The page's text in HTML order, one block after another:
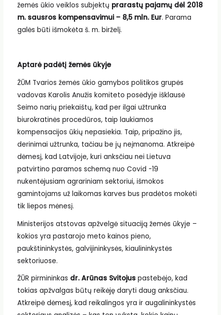
žemės ūkio veiklos subjektų prarastų pajamų dėl 2018
m. sausros kompensavimui – 8,5 mln. Eur. Parama
galės būti išmokėta š. m. birželį.
Aptarė padėtį žemės ūkyje
ŽŪM Tvarios žemės ūkio gamybos politikos grupės
vadovas Karolis Anužis komiteto posėdyje išklausė
Seimo narių priekaištų, kad per ilgai užtrunka
biurokratinės procedūros, taip laukiamos
kompensacijos ūkių nepasiekia. Taip, pripažino jis,
derinimai užtrunka, tačiau be jų neįmanoma. Atkreipė
dėmesį, kad Latvijoje, kuri anksčiau nei Lietuva
patvirtino paramos schemą nuo Covid -19
nukentėjusiam agrariniam sektoriui, išmokos
gamintojams už laikomas karves bus pradėtos mokėti
tik liepos mėnesį.
Ministerijos atstovas apžvelgė situaciją žemės ūkyje –
kokios yra pastarojo meto kainos pieno,
paukštininkystės, galvijininkysės, kiaulininkystės
sektoriuose.
ŽŪR pirmininkas dr. Arūnas Svitojuspastebėjo, kad
tokias apžvalgas būtų reikėję daryti daug anksčiau.
Atkreipė dėmesį, kad reikalingos yra ir augalininkystės